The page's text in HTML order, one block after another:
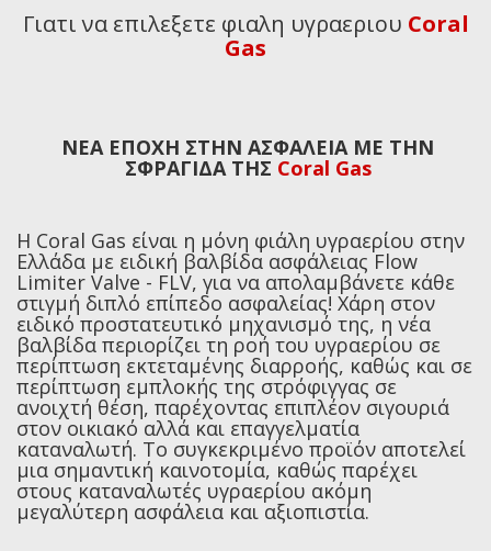
Γιατι να επιλεξετε φιαλη υγραεριου Coral
Gas
ΝΕΑ ΕΠΟΧΗ ΣΤΗΝ ΑΣΦΑΛΕΙΑ ΜΕ ΤΗΝ
ΣΦΡΑΓΙΔΑ ΤΗΣ Coral Gas
Η Coral Gas είναι η μόνη φιάλη υγραερίου στην
Ελλάδα με ειδική βαλβίδα ασφάλειας Flow
Limiter Valve - FLV, για να απολαμβάνετε κάθε
στιγμή διπλό επίπεδο ασφαλείας! Χάρη στον
ειδικό προστατευτικό μηχανισμό της, η νέα
βαλβίδα περιορίζει τη ροή του υγραερίου σε
περίπτωση εκτεταμένης διαρροής, καθώς και σε
περίπτωση εμπλοκής της στρόφιγγας σε
ανοιχτή θέση, παρέχοντας επιπλέον σιγουριά
στον οικιακό αλλά και επαγγελματία
καταναλωτή. Το συγκεκριμένο προϊόν αποτελεί
μια σημαντική καινοτομία, καθώς παρέχει
στους καταναλωτές υγραερίου ακόμη
μεγαλύτερη ασφάλεια και αξιοπιστία.